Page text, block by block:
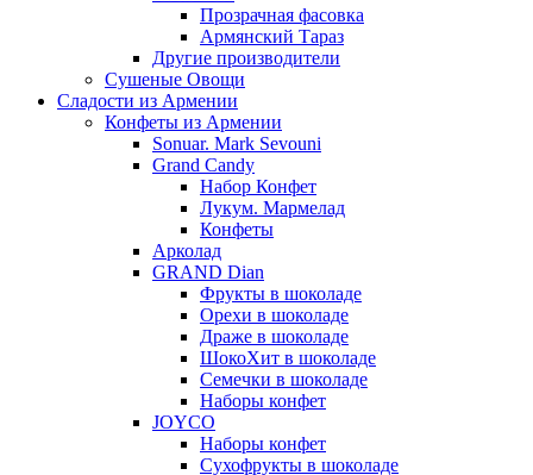
Прозрачная фасовка
Армянский Тараз
Другие производители
Сушеные Овощи
Сладости из Армении
Конфеты из Армении
Sonuar. Mark Sevouni
Grand Candy
Набор Конфет
Лукум. Мармелад
Конфеты
Арколад
GRAND Dian
Фрукты в шоколаде
Орехи в шоколаде
Драже в шоколаде
ШокоХит в шоколаде
Семечки в шоколаде
Наборы конфет
JOYCO
Наборы конфет
Сухофрукты в шоколаде